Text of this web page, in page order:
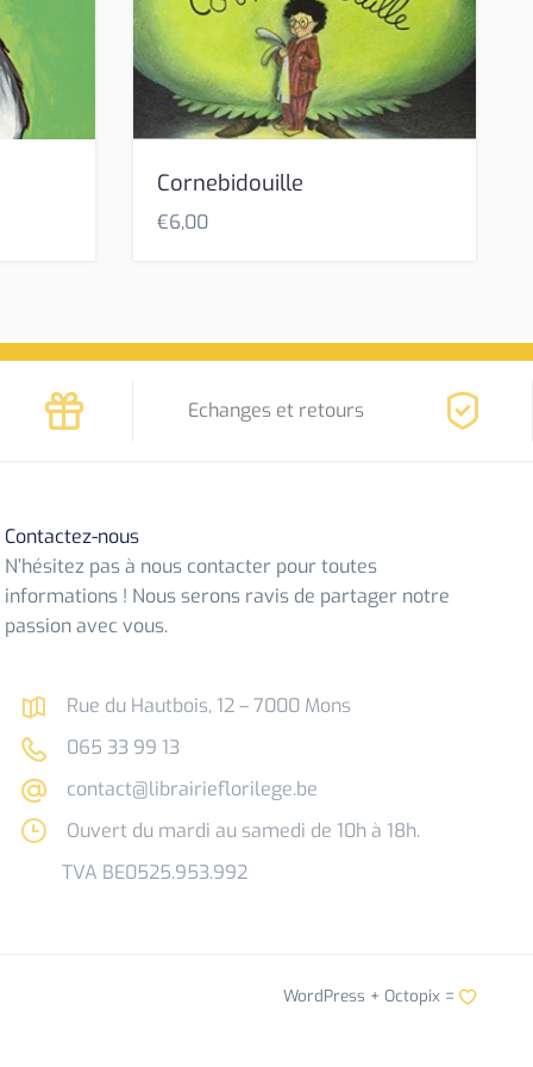
Cornebidouille
€6,00
Echanges et retours
Contactez-nous
N’hésitez pas à nous contacter pour toutes
informations ! Nous serons ravis de partager notre
passion avec vous.
Rue du Hautbois, 12 – 7000 Mons
065 33 99 13
contact@librairieflorilege.be
Ouvert du mardi au samedi de 10h à 18h.
TVA BE0525.953.992
WordPress + Octopix=